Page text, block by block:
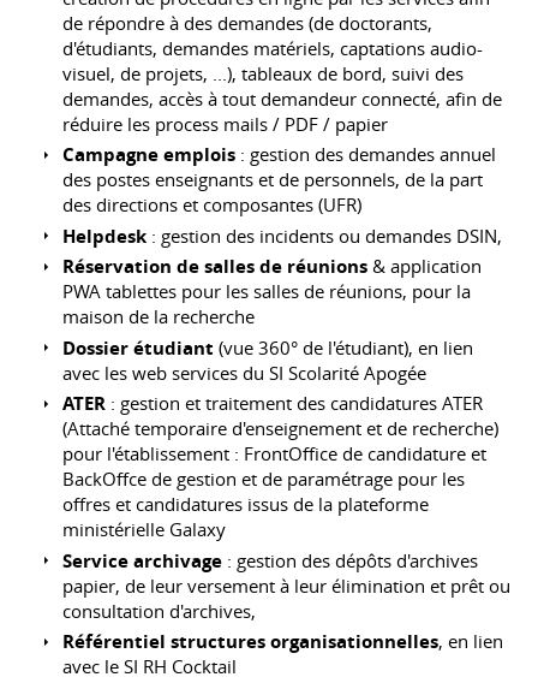
de répondre à des demandes (de doctorants,
d'étudiants, demandes matériels, captations audio-
visuel, de projets, ...), tableaux de bord, suivi des
demandes, accès à tout demandeur connecté, afin de
réduire les process mails / PDF / papier
Campagne emplois : gestion des demandes annuel
des postes enseignants et de personnels, de la part
des directions et composantes (UFR)
Helpdesk : gestion des incidents ou demandes DSIN,
Réservation de salles de réunions & application
PWA tablettes pour les salles de réunions, pour la
maison de la recherche
Dossier étudiant (vue 360° de l'étudiant), en lien
avec les web services du SI Scolarité Apogée
ATER : gestion et traitement des candidatures ATER
(Attaché temporaire d'enseignement et de recherche)
pour l'établissement : FrontOffice de candidature et
BackOffce de gestion et de paramétrage pour les
offres et candidatures issus de la plateforme
ministérielle Galaxy
Service archivage : gestion des dépôts d'archives
papier, de leur versement à leur élimination et prêt ou
consultation d'archives,
Référentiel structures organisationnelles, en lien
avec le SI RH Cocktail